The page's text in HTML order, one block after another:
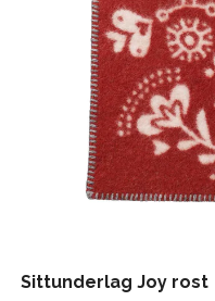
Sittunderlag Joy rost